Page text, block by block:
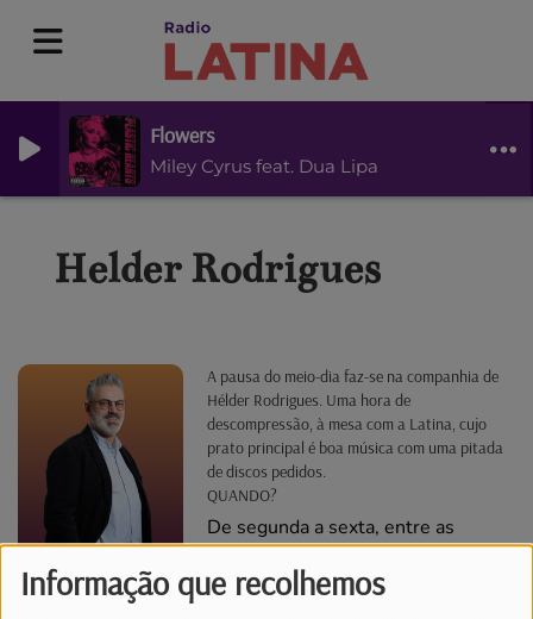
Informação que recolhemos
Flowers
Miley Cyrus feat. Dua Lipa
Helder Rodrigues
A pausa do meio-dia faz-se na companhia de
Hélder Rodrigues. Uma hora de
descompressão, à mesa com a Latina, cujo
prato principal é boa música com uma pitada
de discos pedidos.
QUANDO?
De segunda a sexta, entre as
A NÃO PERDER...